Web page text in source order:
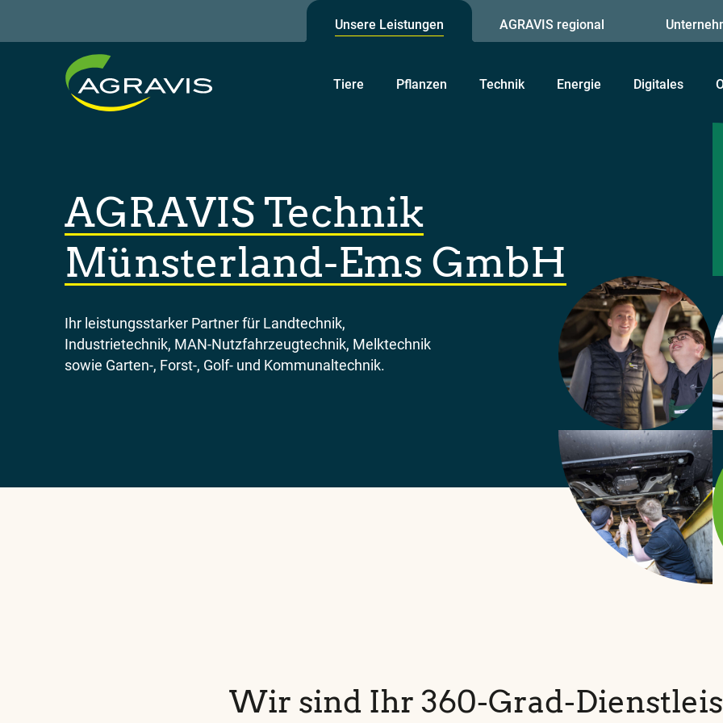
Unsere Leistungen AGRAVIS regional
Tiere Pflanzen Technik Energie Digitales
AGRAVIS Technik
Münsterland-Ems GmbH
Ihr leistungsstarker Partner für Landtechnik,
Industrietechnik, MAN-Nutzfahrzeugtechnik, Melktechnik
sowie Garten-, Forst-, Golf- und Kommunaltechnik.
Wir sind Ihr 360-Grad-